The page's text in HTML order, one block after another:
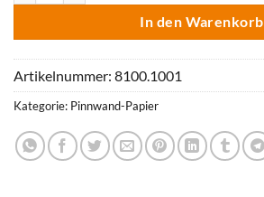
In den Warenkorb
Artikelnummer: 8100.1001
Kategorie: Pinnwand-Papier